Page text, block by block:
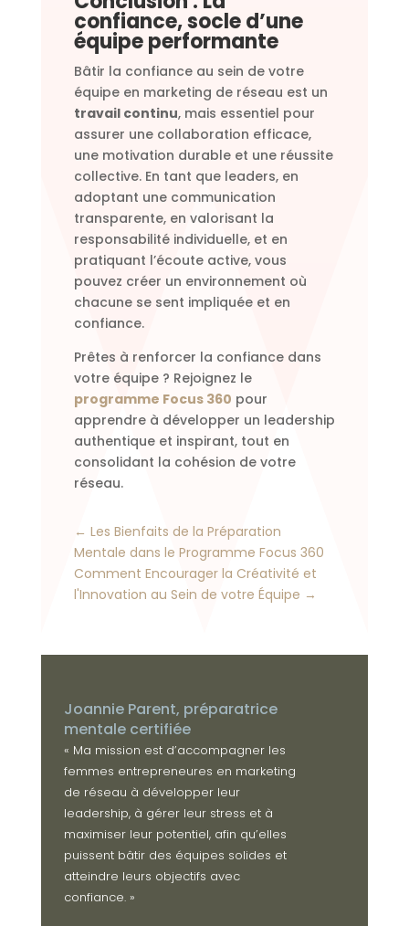
confiance, socle d’une
équipe performante
Bâtir la confiance au sein de votre
équipe en marketing de réseau est un
travail continu, mais essentiel pour
assurer une collaboration efficace,
une motivation durable et une réussite
collective. En tant que leaders, en
adoptant une communication
transparente, en valorisant la
responsabilité individuelle, et en
pratiquant l’écoute active, vous
pouvez créer un environnement où
chacune se sent impliquée et en
confiance.
Prêtes à renforcer la confiance dans
votre équipe ? Rejoignez le
programme Focus 360 pour
apprendre à développer un leadership
authentique et inspirant, tout en
consolidant la cohésion de votre
réseau.
← Les Bienfaits de la Préparation
Mentale dans le Programme Focus 360
Comment Encourager la Créativité et
l'Innovation au Sein de votre Équipe →
Joannie Parent, préparatrice
mentale certifiée
« Ma mission est d’accompagner les
femmes entrepreneures en marketing
de réseau à développer leur
leadership, à gérer leur stress et à
maximiser leur potentiel, afin qu’elles
puissent bâtir des équipes solides et
atteindre leurs objectifs avec
confiance. »